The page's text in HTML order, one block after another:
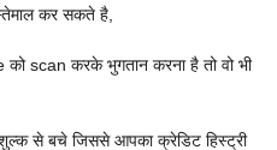
कर सकते है,
scan करके भुगतान करना है तो वो भी
से बचे जिससे आपका क्रेडिट हिस्ट्री